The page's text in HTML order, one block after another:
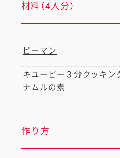
材料（4人分）
ピーマン
キユーピー３分クッキン
ナムルの素
作り方